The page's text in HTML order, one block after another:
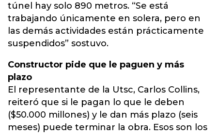
túnel hay solo 890 metros. “Se está
trabajando únicamente en solera, pero en
las demás actividades están prácticamente
suspendidos” sostuvo.
Constructor pide que le paguen y más
plazo
El representante de la Utsc, Carlos Collins,
reiteró que si le pagan lo que le deben
($50.000 millones) y le dan más plazo (seis
meses) puede terminar la obra. Esos son los